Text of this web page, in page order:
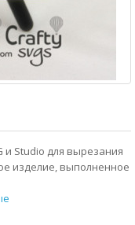
и Studio для вырезания
изделие, выполненное